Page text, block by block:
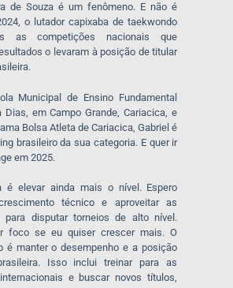
de Souza é um fenômeno. E não é
o lutador capixaba de taekwondo
as competições nacionais que
o levaram à posição de titular
Municipal de Ensino Fundamental
Dias, em Campo Grande, Cariacica, e
Bolsa Atleta de Cariacica, Gabriel é
brasileiro da sua categoria. E quer ir
em 2025.
é elevar ainda mais o nível. Espero
técnico e aproveitar as
para disputar torneios de alto nível.
foco se eu quiser crescer mais. O
é manter o desempenho e a posição
Isso inclui treinar para as
e buscar novos títulos,